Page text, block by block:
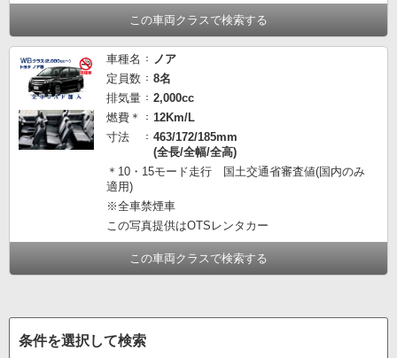
この車両クラスで検索する
車種名
ノア
定員数
8名
排気量
2,000cc
燃費＊
12Km/L
寸法
463/172/185mm
(全長/全幅/全高)
＊10・15モード走行 国土交通省審査値(国内のみ
適用)
※全車禁煙車
この写真提供はOTSレンタカー
この車両クラスで検索する
条件を選択して検索